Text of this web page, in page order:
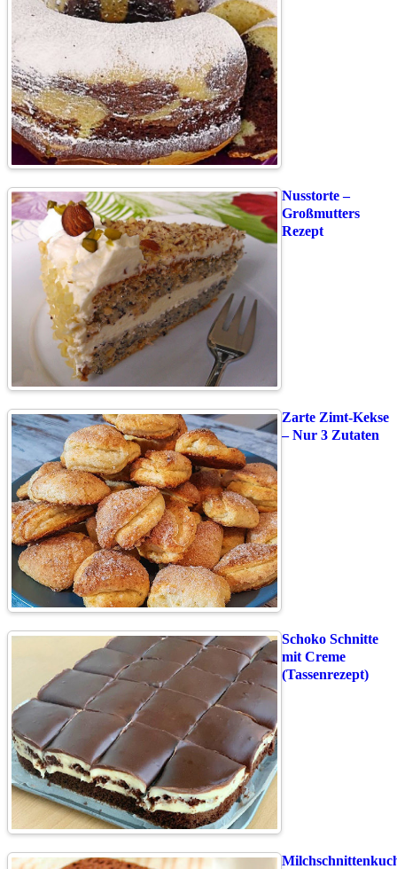
Nusstorte –
Großmutters
Rezept
Zarte Zimt-Kekse
– Nur 3 Zutaten
Schoko Schnitte
mit Creme
(Tassenrezept)